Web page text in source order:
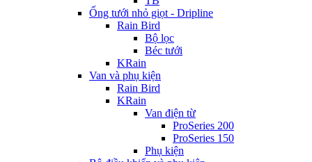
Ống tưới nhỏ giọt - Dripline
Rain Bird
Bộ lọc
Béc tưới
KRain
Van và phụ kiện
Rain Bird
KRain
Van điện từ
ProSeries 200
ProSeries 150
Phụ kiện